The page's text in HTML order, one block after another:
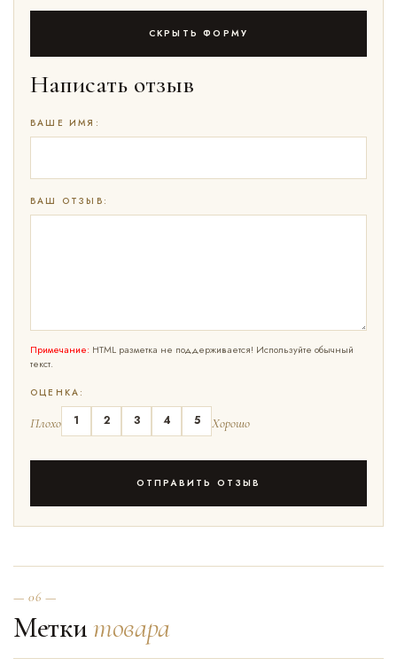
СКРЫТЬ ФОРМУ
Написать отзыв
ВАШЕ ИМЯ:
ВАШ ОТЗЫВ:
Примечание: HTML разметка не поддерживается! Используйте обычный
текст.
ОЦЕНКА:
Плохо 1 2 3 4 5 Хорошо
ОТПРАВИТЬ ОТЗЫВ
— 06 —
Метки товара